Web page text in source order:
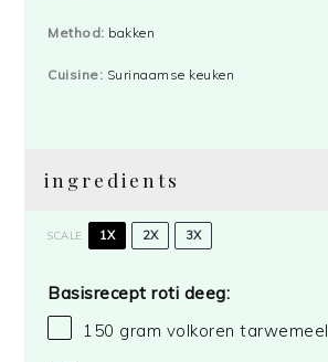
Method: bakken
Cuisine: Surinaamse keuken
ingredients
SCALE 1X 2X 3X
Basisrecept roti deeg:
150 gram volkoren tarwemeel